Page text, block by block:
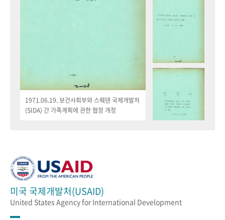
1971.06.19. 보건사회부와 스웨덴 국제개발처
(SIDA) 간 가족계획에 관한 협정 개정
미국 국제개발처(USAID)
United States Agency for International Development